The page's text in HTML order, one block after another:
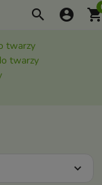
search account_circle
twarzy
twarzy
expand_more